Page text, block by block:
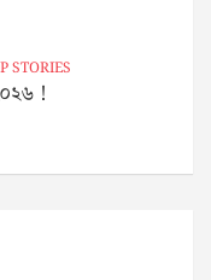
STORIES
!